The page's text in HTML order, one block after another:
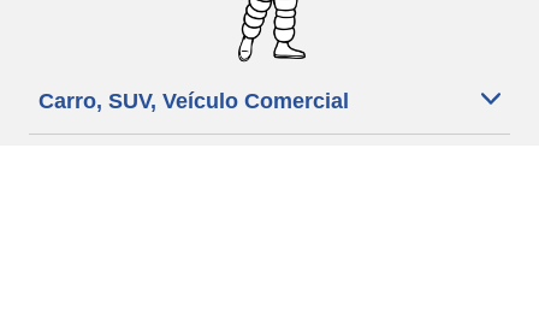
Carro, SUV, Veículo Comercial